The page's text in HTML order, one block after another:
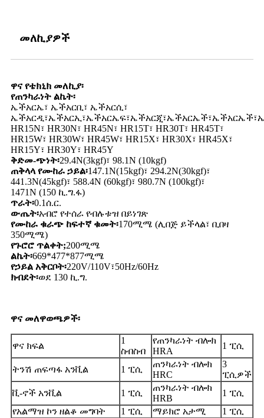
መለኪያዎች
ዋና የቴክኒክ መለኪያ፡
የጠንካራነት ልኬት፡
ኤችአርኤ፣ ኤችአርቢ፣ ኤችአርሲ፣
HR15N፣ HR30N፣ HR45N፣ HR15T፣ HR30T፣ HR45T፣
HR15W፣ HR30W፣ HR45W፣ HR15X፣ HR30X፣ HR45X፣
HR15Y፣ HR30Y፣ HR45Y
ቅድመ-ጭነት፡29.4N(3kgf)፣ 98.1N (10kgf)
ጠቅላላ የሙከራ ኃይል፡147.1N(15kgf)፣ 294.2N(30kgf)፣
441.3N(45kgf)፣ 588.4N (60kgf)፣ 980.7N (100kgf)፣
1471N (150 ኪ.ግ.ፋ)
ጥራት፡0.1ሰ.ር.
ውጤት፡አብሮ የተሰራ የብሉቱዝ በይነገጽ
የሙከራ ቁራጭ ከፍተኛ ቁመት፡170ሚሜ (ሊበጅ ይችላል፣ ቢበዛ
350ሚሜ)
የጉሮሮ ጥልቀት;200ሚሜ
ልኬት፡669*477*877ሚሜ
የኃይል አቅርቦት፡220V/110V፣50Hz/60Hz
ክብደት፡ወደ 130 ኪ.ግ.
ዋና መለዋወጫዎች፡
ዋና ክፍል
1
ስብስብ
የጠንካራነት ብሎክ
HRA
1 ፒሲ
ትንሽ ጠፍጣፋ አንቪል 1 ፒሲ
ጠንካራነት ብሎክ
HRC
3
ፒሲዎች
ቪ-ኖች አንቪል
1 ፒሲ
ጠንካራነት ብሎክ
HRB
1 ፒሲ
የአልማዝ ኮን ዘልቆ መግባት
1 ፒሲ ማይክሮ አታሚ
1 ፒሲ